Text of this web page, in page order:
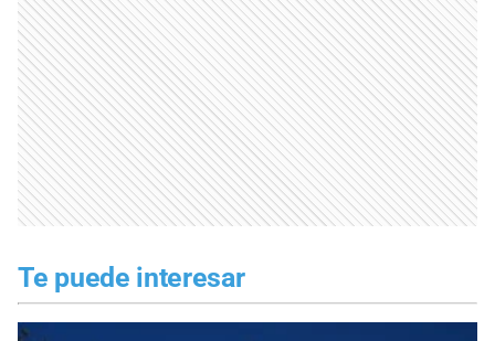
Te puede interesar